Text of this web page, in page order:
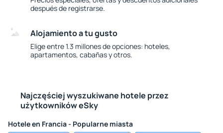
después de registrarse.
Alojamiento a tu gusto
Elige entre 1.3 millones de opciones: hoteles,
apartamentos, cabañas y otros.
Najczęściej wyszukiwane hotele przez
użytkowników eSky
Hotele en Francia - Popularne miasta